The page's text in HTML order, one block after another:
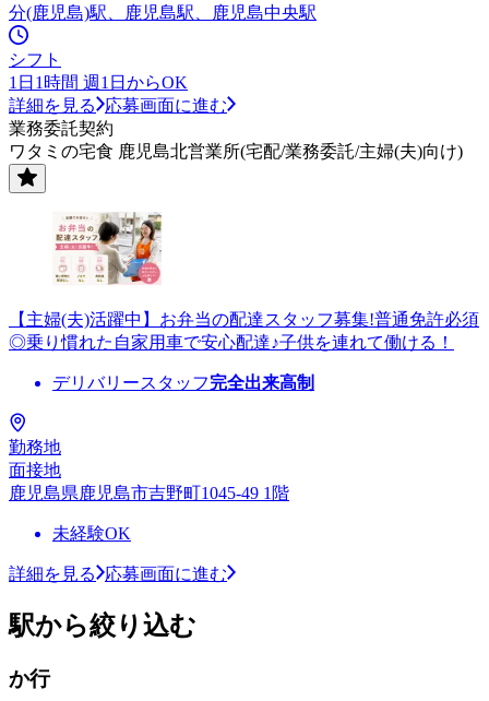
分(鹿児島)駅、鹿児島駅、鹿児島中央駅
シフト
1日1時間 週1日からOK
詳細を見る
応募画面に進む
業務委託契約
ワタミの宅食 鹿児島北営業所(宅配/業務委託/主婦(夫)向け)
【主婦(夫)活躍中】お弁当の配達スタッフ募集!普通免許必須
◎乗り慣れた自家用車で安心配達♪子供を連れて働ける！
デリバリースタッフ完全出来高制
勤務地
面接地
鹿児島県鹿児島市吉野町1045-49 1階
未経験OK
詳細を見る 応募画面に進む
駅から絞り込む
か行